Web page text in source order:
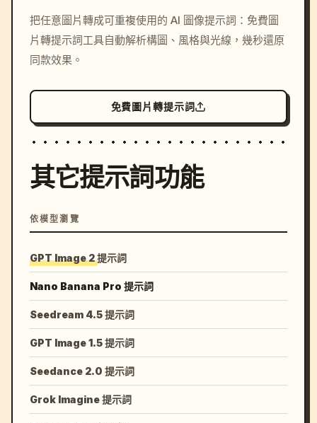
c, cyberpunk sunset, neon
colors, 8k --v 6.0
把任意圖片轉成可重複使用的 AI 圖像提示詞：免費圖
片轉提示詞工具自動解析構圖、風格與光線，幾秒還原
同款效果。
免費圖片轉提示詞
其它提示詞功能
依模型瀏覽
GPT Image 2 提示詞
Nano Banana Pro 提示詞
Seedream 4.5 提示詞
GPT Image 1.5 提示詞
Seedance 2.0 提示詞
Grok Imagine 提示詞